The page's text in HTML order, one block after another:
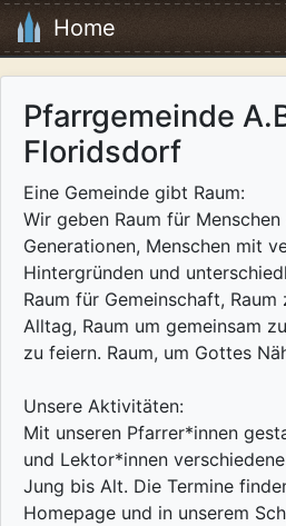
Home
Pfarrgemeinde
Floridsdorf
Eine Gemeinde gibt Raum:
Wir geben Raum für
Generationen, Menschen mit
Hintergründen und
Raum für Gemeinschaft,
Alltag, Raum um gemeinsam
zu feiern. Raum, um Gottes
Unsere Aktivitäten:
Mit unseren Pfarrer*innen
und Lektor*innen
Jung bis Alt. Die Termine
Homepage und in unserem